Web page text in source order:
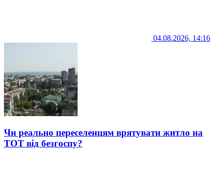
04.08.2026, 14:16
Чи реально переселенцям врятувати житло на
ТОТ від безгоспу?